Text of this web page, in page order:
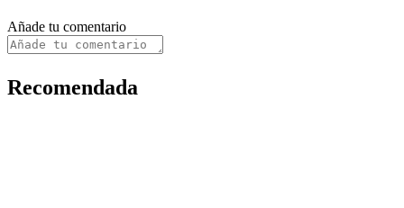
Añade tu comentario
Recomendada